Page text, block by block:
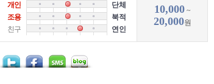
개인
단체
조용
북적
친구
연인
10,000~
20,000원